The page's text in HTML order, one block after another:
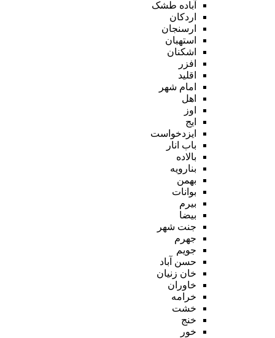
آباده طشک
اردکان
ارسنجان
استهبان
اشکنان
افزر
اقلید
امام شهر
اهل
اوز
ایج
ایزدخواست
باب انار
بالاده
بنارویه
بهمن
بوانات
بیرم
بیضا
جنت شهر
جهرم
جویم
حسن آباد
خان زنیان
خاوران
خرامه
خشت
خنج
خور